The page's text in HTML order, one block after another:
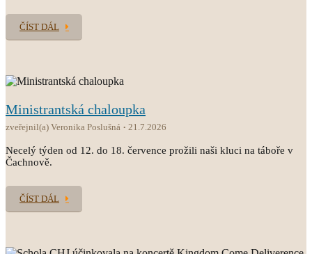
ČÍST DÁL
Ministrantská chaloupka
zveřejnil(a) Veronika Poslušná 21.7.2026
Necelý týden od 12. do 18. července prožili naši kluci na táboře v
Čachnově.
ČÍST DÁL